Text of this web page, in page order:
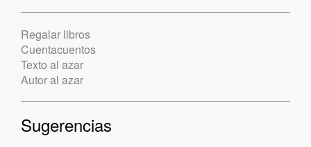
Regalar libros
Cuentacuentos
Texto al azar
Autor al azar
Sugerencias